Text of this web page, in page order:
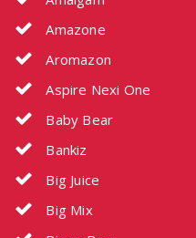
Amazone
Aromazon
Aspire Nexi One
Baby Bear
Bankiz
Big Juice
Big Mix